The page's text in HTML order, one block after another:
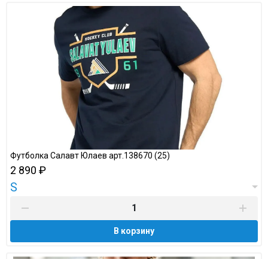
Футболка Салавт Юлаев арт.138670 (25)
2 890 ₽
S
В корзину